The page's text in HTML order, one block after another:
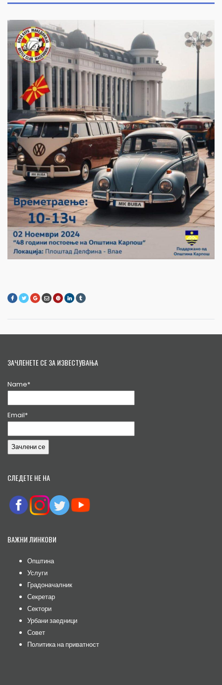
ЗАЧЛЕНЕТЕ СЕ ЗА ИЗВЕСТУВАЊА
Name*
Email*
СЛЕДЕТЕ НЕ НА
ВАЖНИ ЛИНКОВИ
Општина
Услуги
Градоначалник
Секретар
Сектори
Урбани заедници
Совет
Политика на приватност